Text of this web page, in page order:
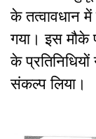
के तत्वावधान
गया। इस मौके
के
संकल्प लिया।